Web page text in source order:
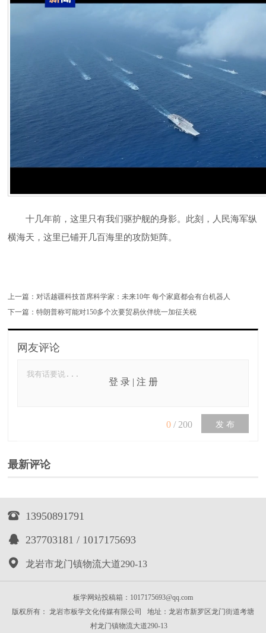
十几年前，这里只有我们驱护舰的身影。此刻，人民海军纵
横海天，这里已铺开几百海里的攻防矩阵。
上一篇：对话越疆科技首席科学家：未来10年 每个家庭都会有台机器人
下一篇：特朗普称可能对150多个次要贸易伙伴统一加征关税
网友评论
登 录| 注 册
发 布
0/ 200
最新评论
 13950891791
 237703181 / 1017175693
 龙岩市龙门镇物流大道290-13
板学网站投稿箱：1017175693@qq.com
版权所有： 龙岩市板学文化传媒有限公司 地址：龙岩市新罗区龙门街道考塘
村龙门镇物流大道290-13